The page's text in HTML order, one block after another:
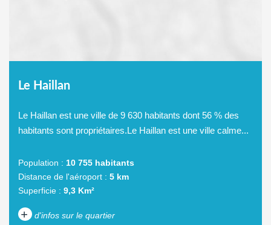
Le Haillan
Le Haillan est une ville de 9 630 habitants dont 56 % des
habitants sont propriétaires.Le Haillan est une ville calme...
Population : 10 755 habitants
Distance de l'aéroport : 5 km
Superficie : 9,3 Km²
+ d'infos sur le quartier